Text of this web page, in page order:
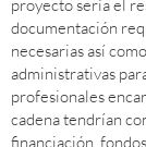
proyecto sería el
documentación
necesarias así
administrativas
profesionales
cadena tendrían
financiación,